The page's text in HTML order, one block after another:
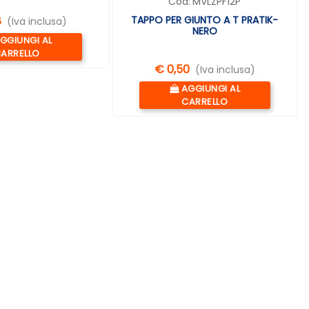
(Iva inclusa)
AL
TAPPO PER GIUNTO A T PRATIK-
NERO
€ 0,50 (Iva inclusa)
Quantità
AGGIUNGI AL
CARRELLO